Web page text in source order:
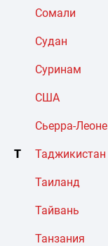
Сомали
Судан
Суринам
США
Сьерра-Леоне
Т Таджикистан
Таиланд
Тайвань
Танзания